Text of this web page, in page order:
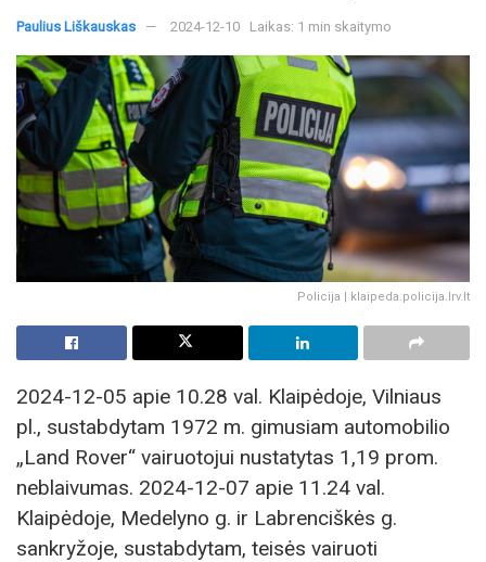
Paulius Liškauskas 2024-12-10 Laikas: 1 min skaitymo
Policija | klaipeda.policija.lrv.lt
2024-12-05 apie 10.28 val. Klaipėdoje, Vilniaus
pl., sustabdytam 1972 m. gimusiam automobilio
„Land Rover“ vairuotojui nustatytas 1,19 prom.
neblaivumas. 2024-12-07 apie 11.24 val.
Klaipėdoje, Medelyno g. ir Labrenciškės g.
sankryžoje, sustabdytam, teisės vairuoti